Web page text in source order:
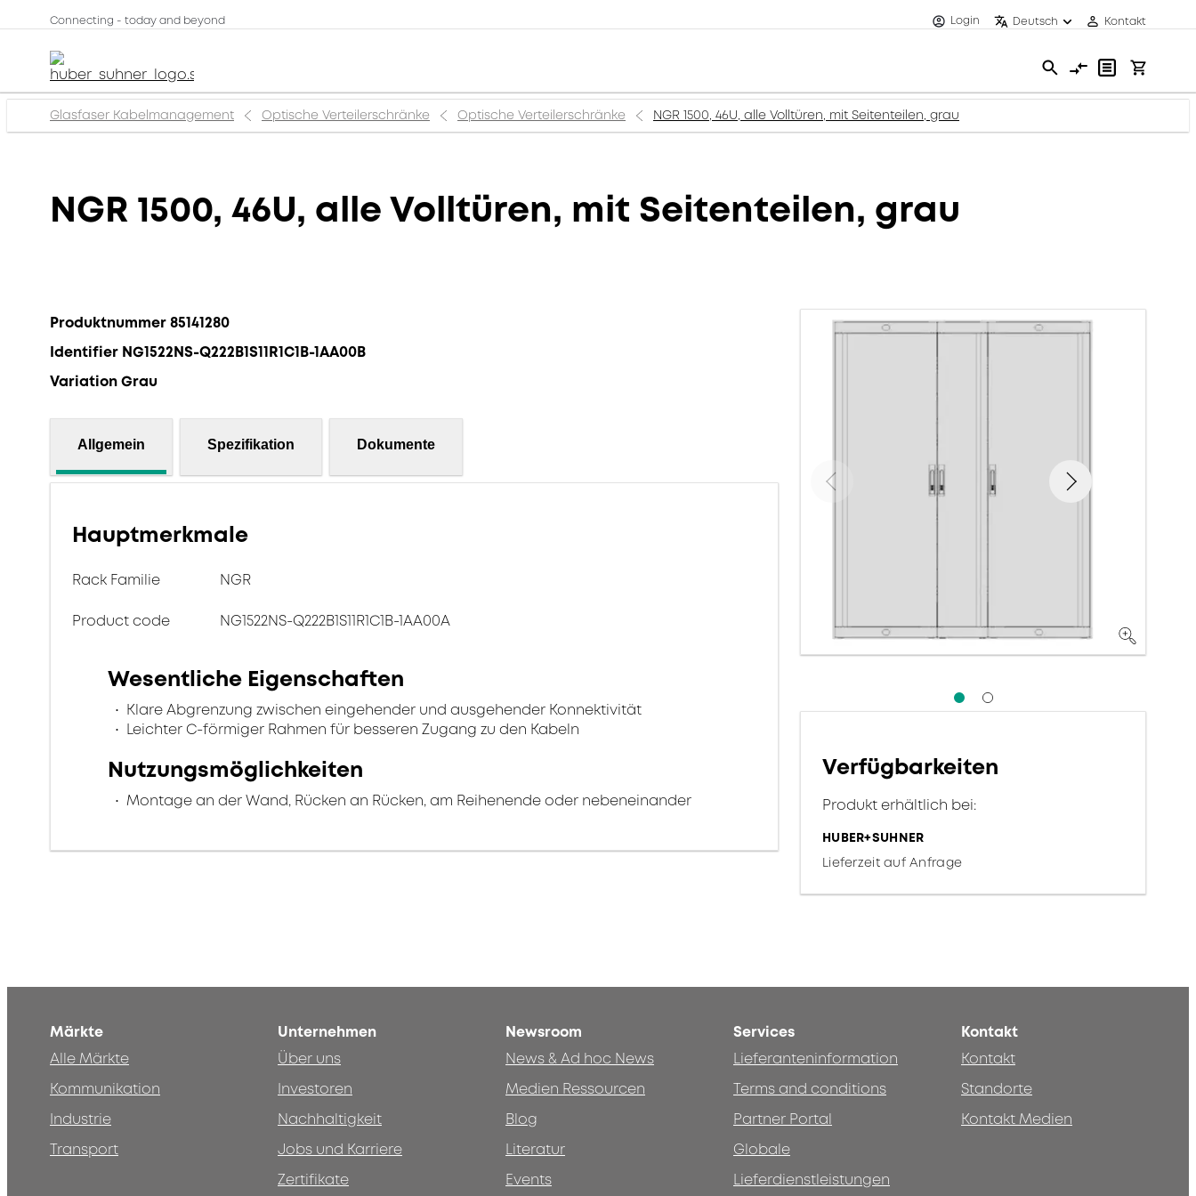
Connecting - today and beyond Login Deutsch Kontakt
Glasfaser Kabelmanagement Optische Verteilerschränke Optische Verteilerschränke NGR 1500, 46U, alle Volltüren, mit Seitenteilen, grau
NGR 1500, 46U, alle Volltüren, mit Seitenteilen, grau
Produktnummer 85141280
Identifier NG1522NS-Q222B1S11R1C1B-1AA00B
Variation Grau
Allgemein Spezifikation Dokumente
Hauptmerkmale
Rack Familie NGR
Product code NG1522NS-Q222B1S11R1C1B-1AA00A
Wesentliche Eigenschaften
Klare Abgrenzung zwischen eingehender und ausgehender Konnektivität
Leichter C-förmiger Rahmen für besseren Zugang zu den Kabeln
Nutzungsmöglichkeiten
Montage an der Wand, Rücken an Rücken, am Reihenende oder nebeneinander
Verfügbarkeiten
Produkt erhältlich bei:
HUBER+SUHNER
Lieferzeit auf Anfrage
Märkte
Alle Märkte
Kommunikation
Industrie
Transport
Unternehmen
Über uns
Investoren
Nachhaltigkeit
Jobs und Karriere
Zertifikate
Newsroom
News & Ad hoc News
Medien Ressourcen
Blog
Literatur
Events
Services
Lieferanteninformation
Terms and conditions
Partner Portal
Globale
Lieferdienstleistungen
Kontakt
Kontakt
Standorte
Kontakt Medien